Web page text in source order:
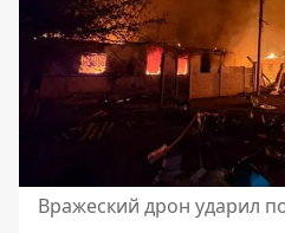
Вражеский дрон ударил